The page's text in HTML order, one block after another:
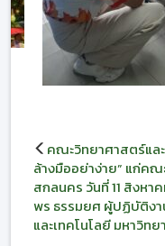
แนะแนว
เรื่อง
คณะวิทยาศาสตร์แล
ล้างมืออย่าง่าย” แก่คณ
สกลนคร วันที่ 11 สิงห
พร ธรรมยศ ผู้ปฏิบัติงา
และเทคโนโลยี มหาวิ